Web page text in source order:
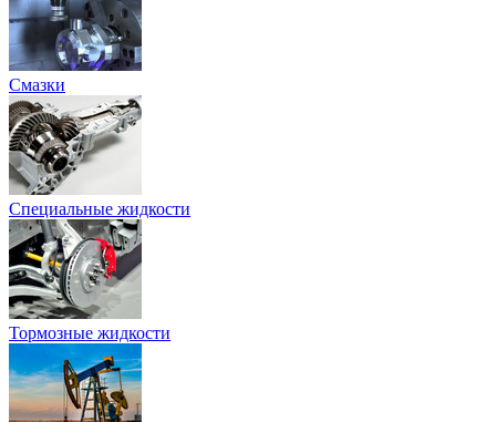
Смазки
Специальные жидкости
Тормозные жидкости